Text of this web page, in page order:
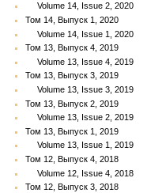
Volume 14, Issue 2, 2020
Том 14, Выпуск 1, 2020
Volume 14, Issue 1, 2020
Том 13, Выпуск 4, 2019
Volume 13, Issue 4, 2019
Том 13, Выпуск 3, 2019
Volume 13, Issue 3, 2019
Том 13, Выпуск 2, 2019
Volume 13, Issue 2, 2019
Том 13, Выпуск 1, 2019
Volume 13, Issue 1, 2019
Том 12, Выпуск 4, 2018
Volume 12, Issue 4, 2018
Том 12, Выпуск 3, 2018